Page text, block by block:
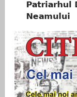
Patriarhul
Neamului